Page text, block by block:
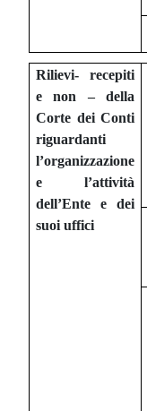
Rilievi- recepiti
e non – della
Corte dei Conti
riguardanti
l’organizzazione
e l’attività
dell’Ente e dei
suoi uffici